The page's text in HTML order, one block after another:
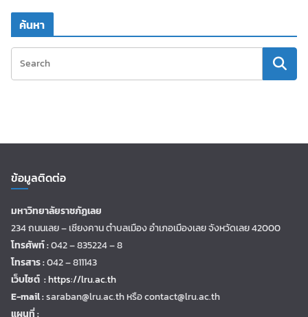
ค้นหา
ข้อมูลติดต่อ
มหาวิทยาลัยราชภัฏเลย
234 ถนนเลย – เชียงคาน ตำบลเมือง อำเภอเมืองเลย จังหวัดเลย 42000
โทรศัพท์ :042 – 835224 – 8
โทรสาร :042 – 811143
เว็บไซต์ :https://lru.ac.th
E-mail :saraban@lru.ac.thหรือ contact@lru.ac.th
แผนที่ :